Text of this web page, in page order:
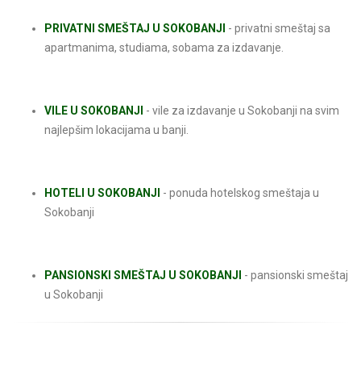
PRIVATNI SMEŠTAJ U SOKOBANJI - privatni smeštaj sa
apartmanima, studiama, sobama za izdavanje.
VILE U SOKOBANJI - vile za izdavanje u Sokobanji na svim
najlepšim lokacijama u banji.
HOTELI U SOKOBANJI - ponuda hotelskog smeštaja u
Sokobanji
PANSIONSKI SMEŠTAJ U SOKOBANJI - pansionski smeštaj
u Sokobanji